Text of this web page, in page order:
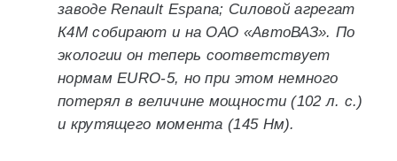
заводе Renault Espana; Силовой агрегат
К4М собирают и на ОАО «АвтоВАЗ». По
экологии он теперь соответствует
нормам EURO-5, но при этом немного
потерял в величине мощности (102 л. с.)
и крутящего момента (145 Нм).